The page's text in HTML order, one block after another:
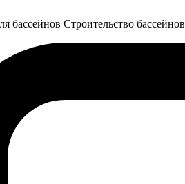
бассейнов Строительство бассейнов